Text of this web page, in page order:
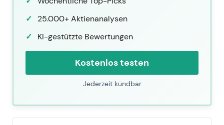
25.000+ Aktienanalysen
KI-gestützte Bewertungen
Kostenlos testen
Jederzeit kündbar